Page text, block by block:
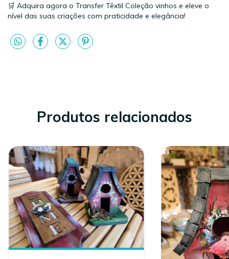
🛒 Adquira agora o Transfer Têxtil Coleção vinhos e eleve o
nível das suas criações com praticidade e elegância!
Produtos relacionados